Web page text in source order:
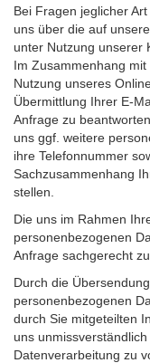
Bei Fragen jeglicher
uns über die auf
unter Nutzung unserer
Im Zusammenhang
Nutzung unseres
Übermittlung Ihrer E-
Anfrage zu
uns ggf. weitere
ihre Telefonnummer
Sachzusammenhang
stellen.
Die uns im Rahmen
personenbezogenen
Anfrage sachgerecht
Durch die
personenbezogenen
durch Sie mitgeteilten
uns
Datenverarbeitung zu